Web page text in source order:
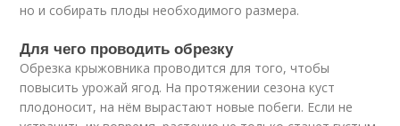
но и собирать плоды необходимого размера.
Для чего проводить обрезку
Обрезка крыжовника проводится для того, чтобы
повысить урожай ягод. На протяжении сезона куст
плодоносит, на нём вырастают новые побеги. Если не